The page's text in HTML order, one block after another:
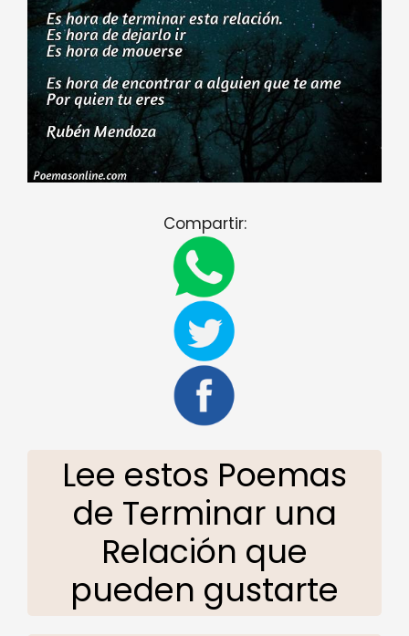
Compartir:
Lee estos Poemas
de Terminar una
Relación que
pueden gustarte